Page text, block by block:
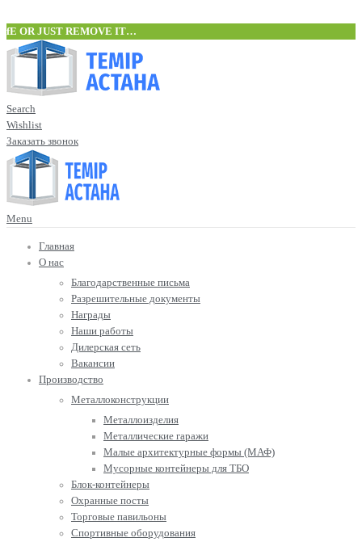
fE OR JUST REMOVE IT…
Search
Wishlist
Заказать звонок
Menu
Главная
О нас
Благодарственные письма
Разрешительные документы
Награды
Наши работы
Дилерская сеть
Вакансии
Производство
Металлоконструкции
Металлоизделия
Металлические гаражи
Малые архитектурные формы (МАФ)
Мусорные контейнеры для ТБО
Блок-контейнеры
Охранные посты
Торговые павильоны
Спортивные оборудования